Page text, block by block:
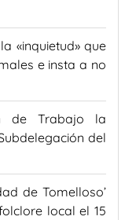
«inquietud» que
e insta a no
de Trabajo la
del
de Tomelloso’
local el 15